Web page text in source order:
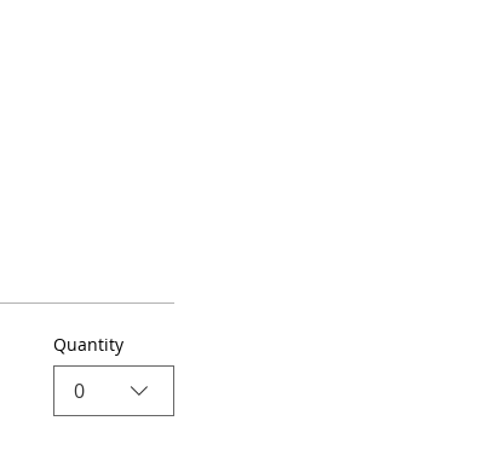
Quantity
0